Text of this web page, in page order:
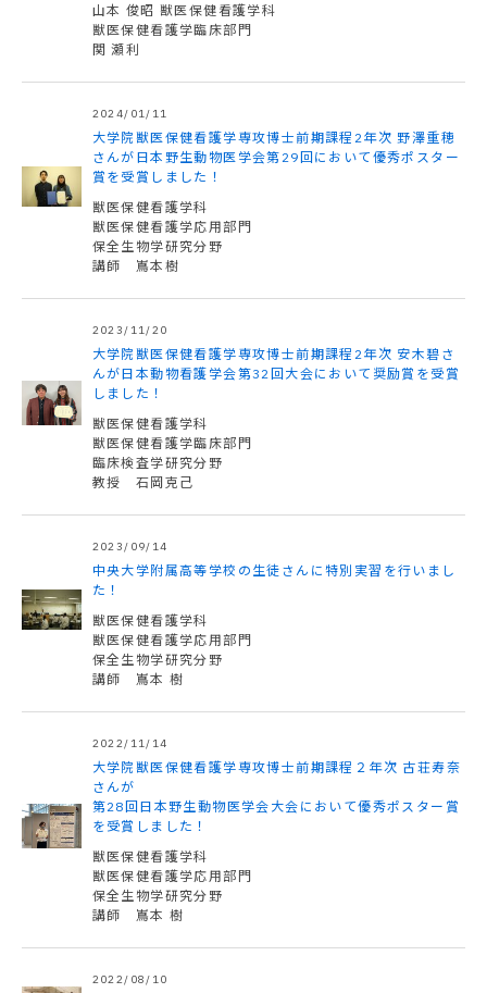
山本 俊昭 獣医保健看護学科
獣医保健看護学臨床部門
関 瀬利
2024/01/11
大学院獣医保健看護学専攻博士前期課程2年次 野澤重穂
さんが日本野生動物医学会第29回において優秀ポスター
賞を受賞しました！
獣医保健看護学科
獣医保健看護学応用部門
保全生物学研究分野
講師 嶌本樹
2023/11/20
大学院獣医保健看護学専攻博士前期課程2年次 安木碧さ
んが日本動物看護学会第32回大会において奨励賞を受賞
しました！
獣医保健看護学科
獣医保健看護学臨床部門
臨床検査学研究分野
教授 石岡克己
2023/09/14
中央大学附属高等学校の生徒さんに特別実習を行いまし
た！
獣医保健看護学科
獣医保健看護学応用部門
保全生物学研究分野
講師 嶌本 樹
2022/11/14
大学院獣医保健看護学専攻博士前期課程２年次 古荘寿奈
さんが
第28回日本野生動物医学会大会において優秀ポスター賞
を受賞しました！
獣医保健看護学科
獣医保健看護学応用部門
保全生物学研究分野
講師 嶌本 樹
2022/08/10